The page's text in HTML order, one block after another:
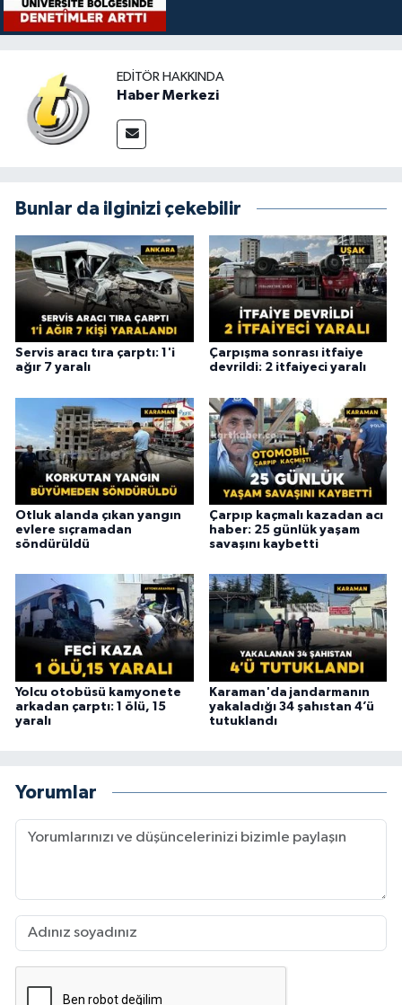
EDITÖR HAKKINDA
Haber Merkezi
Bunlar da ilginizi çekebilir
Servis aracı tıra çarptı: 1'i
ağır 7 yaralı
Çarpışma sonrası itfaiye
devrildi: 2 itfaiyeci yaralı
Otluk alanda çıkan yangın
evlere sıçramadan
söndürüldü
Çarpıp kaçmalı kazadan acı
haber: 25 günlük yaşam
savaşını kaybetti
Yolcu otobüsü kamyonete
arkadan çarptı: 1 ölü, 15
yaralı
Karaman'da jandarmanın
yakaladığı 34 şahıstan 4’ü
tutuklandı
Yorumlar